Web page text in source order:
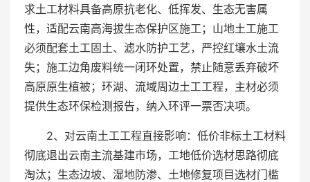
求土工材料具备高原抗老化、低挥发、生态无害属
性，适配云南高海拔生态保护区施工；山地土工施工
必须配套土工固土、滤水防护工艺，严控红壤水土流
失；施工边角废料统一闭环处置，禁止随意丢弃破坏
高原原生植被；环湖、流域周边土工工程，主材必须
提供生态环保检测报告，纳入环评一票否决项。
2、对云南土工工程直接影响：低价非标土工材料
彻底退出云南主流基建市场，工地低价选材思路彻底
淘汰；生态边坡、湿地防渗、土地修复项目选材门槛